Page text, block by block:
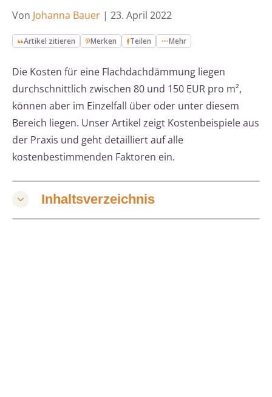
Von Johanna Bauer | 23. April 2022
Artikel zitieren Merken Teilen Mehr
Die Kosten für eine Flachdachdämmung liegen
durchschnittlich zwischen 80 und 150 EUR pro m²,
können aber im Einzelfall über oder unter diesem
Bereich liegen. Unser Artikel zeigt Kostenbeispiele aus
der Praxis und geht detailliert auf alle
kostenbestimmenden Faktoren ein.
Inhaltsverzeichnis